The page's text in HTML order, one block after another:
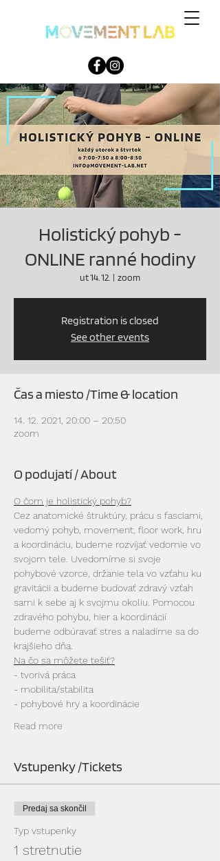
Holistický pohyb -
ONLINE ranné hodiny
ut 14. 12.
  |
zoom
Registration is closed
See other events
Čas a miesto /Time & location
14. 12. 2021, 20:00 – 20:50
zoom
O podujatí / About
O čom je holistický pohyb?
Cez anatomické štruktúry, prácu s fasciami,
vedomý pohyb, movement, floor work, hru
a koordináciu, budeme rozvíjať vedomie vo
svojom tele. Uvedomíme si svoje
pohybové vzorce, držanie tela vo vzťahu ku
gravitácii a budeme budovať zdravý vzťah
sami k sebe aj k svojmu okoliu. Pomocou
zdravého pohybu, hier a koordinácií
budeme odbúravať stres a naladíme sa do
krajšieho dňa.
Na čo sa môžete tešiť?
- tvorivá práca
- mobilita/stabilita
- pohybové hry a koordinácie
Read more
Vstupenky /Tickets
Predaj sa skončil
Typ vstupenky
1 stretnutie